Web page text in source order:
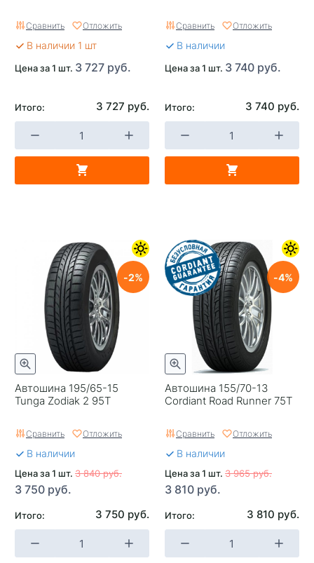
Сравнить Отложить
В наличии 1 шт
Цена за 1 шт. 3 727 руб.
Итого: 3 727 руб.
Сравнить Отложить
В наличии
Цена за 1 шт. 3 740 руб.
Итого: 3 740 руб.
Автошина 195/65-15
Tunga Zodiak 2 95T
2
Сравнить Отложить
В наличии
Цена за 1 шт. 3 840 руб.
3 750 руб.
Итого: 3 750 руб.
Автошина 155/70-13
Cordiant Road Runner 75T
4
Сравнить Отложить
В наличии
Цена за 1 шт. 3 965 руб.
3 810 руб.
Итого: 3 810 руб.